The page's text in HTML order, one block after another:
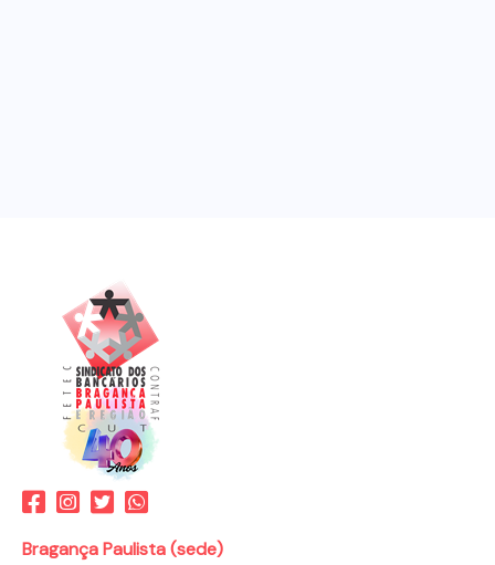
Bragança Paulista (sede)